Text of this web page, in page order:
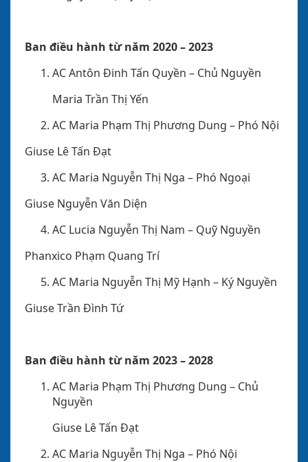
Ban điều hành từ năm 2020 – 2023
AC Antôn Đinh Tấn Quyền – Chủ Nguyền
Maria Trần Thị Yến
AC Maria Phạm Thị Phương Dung – Phó Nội
Giuse Lê Tấn Đạt
AC Maria Nguyễn Thị Nga – Phó Ngoại
Giuse Nguyễn Văn Diện
AC Lucia Nguyễn Thị Nam – Quỹ Nguyền
Phanxico Phạm Quang Trí
AC Maria Nguyễn Thị Mỹ Hạnh – Ký Nguyền
Giuse Trần Đình Tứ
Ban điều hành từ năm 2023 – 2028
AC Maria Phạm Thị Phương Dung – Chủ
Nguyền
Giuse Lê Tấn Đạt
AC Maria Nguyễn Thị Nga – Phó Nội